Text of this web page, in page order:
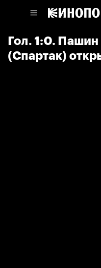
Гол. 1:0.
(Спартак)